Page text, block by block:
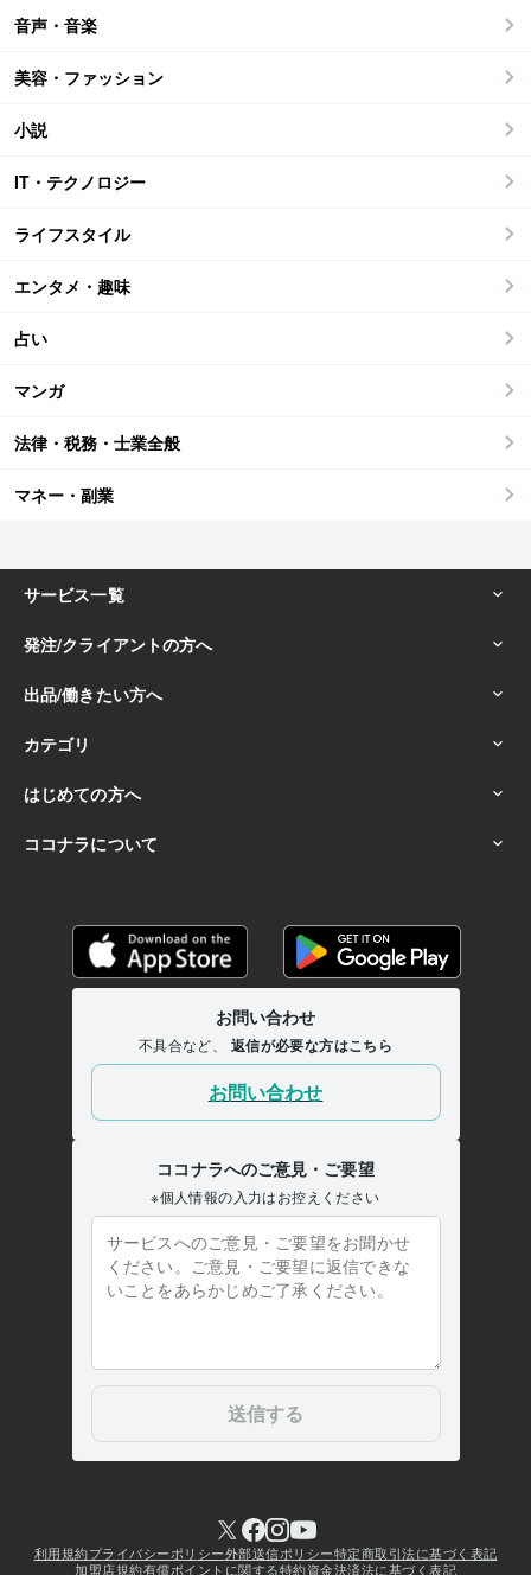
音声・音楽
美容・ファッション
小説
IT・テクノロジー
ライフスタイル
エンタメ・趣味
占い
マンガ
法律・税務・士業全般
マネー・副業